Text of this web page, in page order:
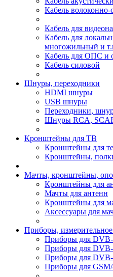
Кабель волоконно-
Кабель для
Кабель для
многожильный и
Кабель для ОПС и
Кабель силовой
Шнуры, переходники
HDMI шнуры
USB шнуры
Переходники,
Шнуры RCA,
Кронштейны для ТВ
Кронштейны для
Кронштейны,
Мачты, кронштейны,
Кронштейны для
Мачты для антенн
Кронштейны для
Аксессуары для
Приборы,
Приборы для
Приборы для DVB-
Приборы для
Приборы для